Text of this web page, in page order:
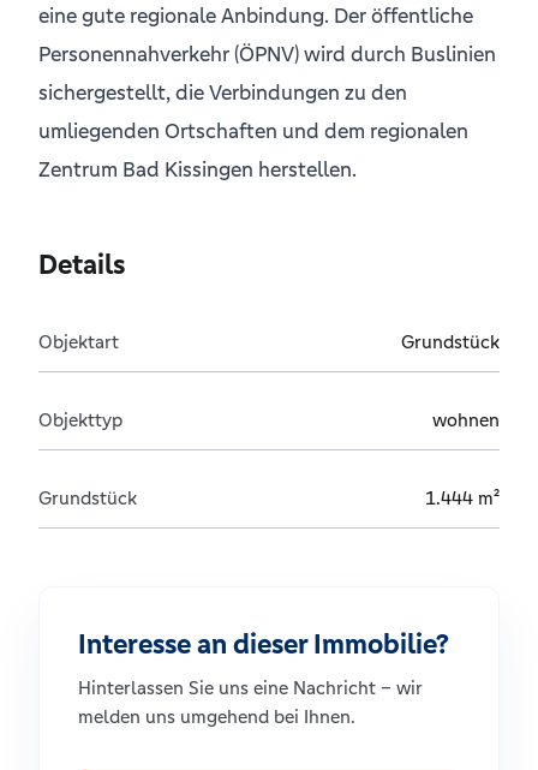
eine gute regionale Anbindung. Der öffentliche
Personennahverkehr (ÖPNV) wird durch Buslinien
sichergestellt, die Verbindungen zu den
umliegenden Ortschaften und dem regionalen
Zentrum Bad Kissingen herstellen.
Details
Objektart Grundstück
Objekttyp wohnen
Grundstück 1.444 m²
Interesse an dieser Immobilie?
Hinterlassen Sie uns eine Nachricht – wir
melden uns umgehend bei Ihnen.